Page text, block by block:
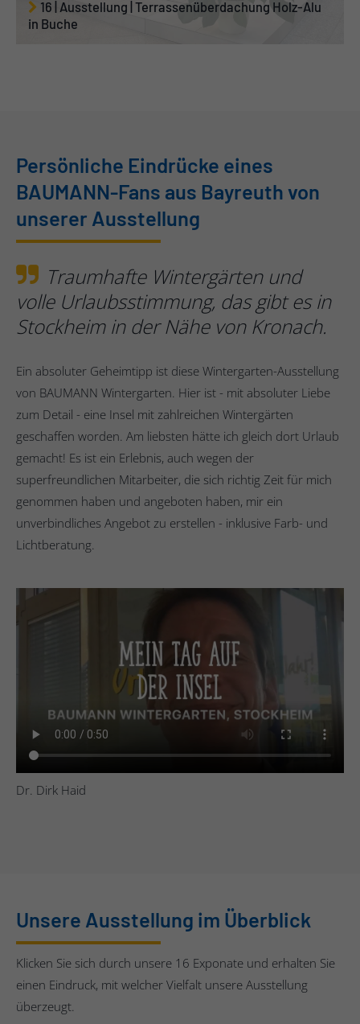
16 | Ausstellung | Terrassenüberdachung Holz-Alu
in Buche
Persönliche Eindrücke eines
BAUMANN-Fans aus Bayreuth von
unserer Ausstellung
Traumhafte Wintergärten und
volle Urlaubsstimmung, das gibt es in
Stockheim in der Nähe von Kronach.
Ein absoluter Geheimtipp ist diese Wintergarten-Ausstellung
von BAUMANN Wintergarten. Hier ist - mit absoluter Liebe
zum Detail - eine Insel mit zahlreichen Wintergärten
geschaffen worden. Am liebsten hätte ich gleich dort Urlaub
gemacht! Es ist ein Erlebnis, auch wegen der
superfreundlichen Mitarbeiter, die sich richtig Zeit für mich
genommen haben und angeboten haben, mir ein
unverbindliches Angebot zu erstellen - inklusive Farb- und
Lichtberatung.
Dr. Dirk Haid
Unsere Ausstellung im Überblick
Klicken Sie sich durch unsere 16 Exponate und erhalten Sie
einen Eindruck, mit welcher Vielfalt unsere Ausstellung
überzeugt.